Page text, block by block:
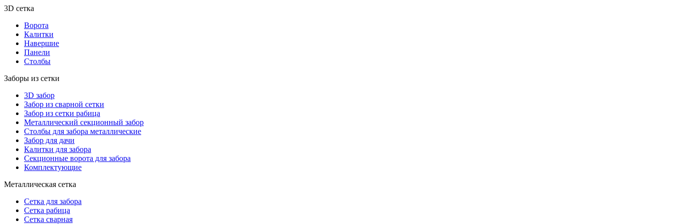
3D сетка
Ворота
Калитки
Навершие
Панели
Столбы
Заборы из сетки
3D забор
Забор из сварной сетки
Забор из сетки рабица
Металлический секционный забор
Столбы для забора металлические
Забор для дачи
Калитки для забора
Секционные ворота для забора
Комплектующие
Металлическая сетка
Сетка для забора
Сетка рабица
Сетка сварная